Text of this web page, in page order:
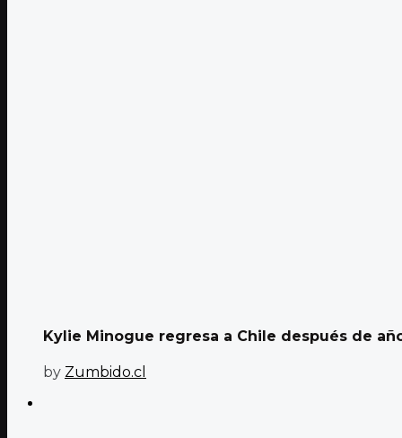
Kylie Minogue regresa a Chile después de
by Zumbido.cl